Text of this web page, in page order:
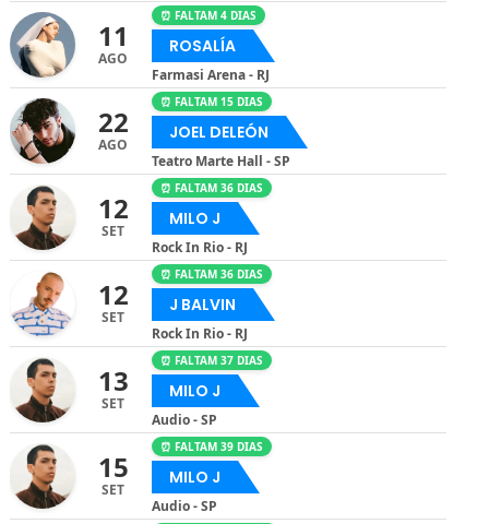
11
AGO
⏰ FALTAM 4 DIAS
ROSALÍA
Farmasi Arena - RJ
22
AGO
⏰ FALTAM 15 DIAS
JOEL DELEÓN
Teatro Marte Hall - SP
12
SET
⏰ FALTAM 36 DIAS
MILO J
Rock In Rio - RJ
12
SET
⏰ FALTAM 36 DIAS
J BALVIN
Rock In Rio - RJ
13
SET
⏰ FALTAM 37 DIAS
MILO J
Audio - SP
15
SET
⏰ FALTAM 39 DIAS
MILO J
Audio - SP